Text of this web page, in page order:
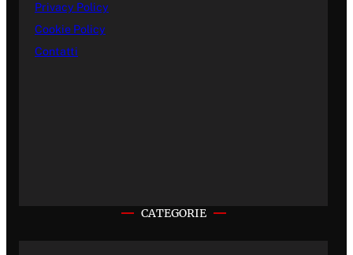
Privacy Policy
Cookie Policy
Contatti
CATEGORIE